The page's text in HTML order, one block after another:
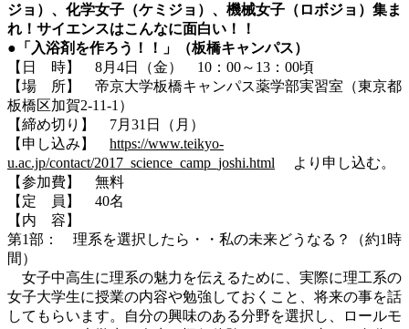
ジョ）、化学女子（ケミジョ）、機械女子（ロボジョ）集ま
れ！サイエンスはこんなに面白い！！
●「入浴剤を作ろう！！」（板橋キャンパス）
【日 時】 8月4日（金） 10：00～13：00頃
【場 所】 帝京大学板橋キャンパス薬学部実習室（東京都
板橋区加賀2-11-1）
【締め切り】 7月31日（月）
【申し込み】 https://www.teikyo-
u.ac.jp/contact/2017_science_camp_joshi.html より申し込む。
【参加費】 無料
【定 員】 40名
【内 容】
第1部： 理系を選択したら・・私の未来どうなる？（約1時
間）
女子中高生に理系の魅力を伝えるために、実際に理工系の
女子大学生に授業の内容や勉強しておくこと、将来の事を話
してもらいます。自分の興味のある分野を選択し、ロールモ